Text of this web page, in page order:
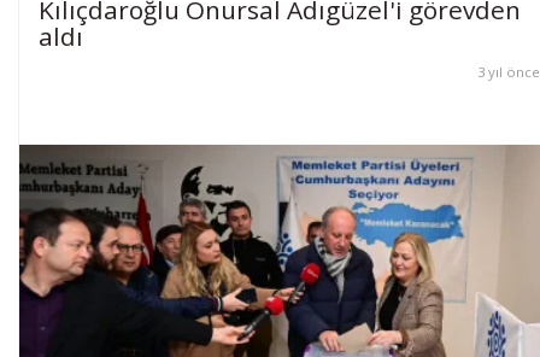
Kılıçdaroğlu Onursal Adıgüzel'i görevden
aldı
3 yıl önce